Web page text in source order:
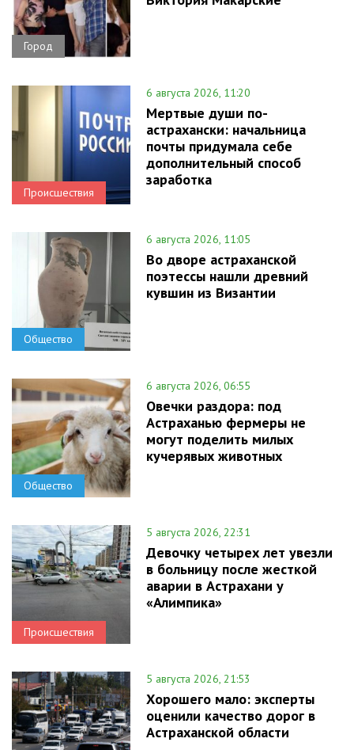
Город
Происшествия
6 августа 2026, 11:20
Мертвые души по-
астрахански: начальница
почты придумала себе
дополнительный способ
заработка
Общество
6 августа 2026, 11:05
Во дворе астраханской
поэтессы нашли древний
кувшин из Византии
Общество
6 августа 2026, 06:55
Овечки раздора: под
Астраханью фермеры не
могут поделить милых
кучерявых животных
Происшествия
5 августа 2026, 22:31
Девочку четырех лет увезли
в больницу после жесткой
аварии в Астрахани у
«Алимпика»
5 августа 2026, 21:53
Хорошего мало: эксперты
оценили качество дорог в
Астраханской области